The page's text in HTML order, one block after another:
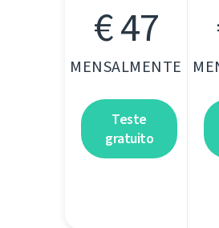
€ 47
MENSALMENTE
Teste
gratuito